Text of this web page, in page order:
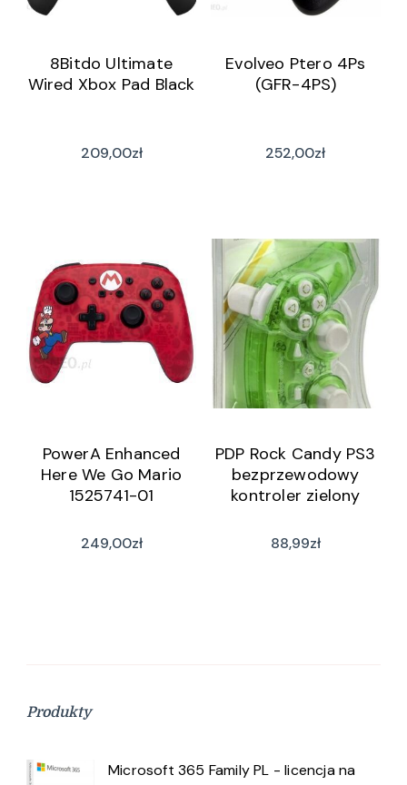
8Bitdo Ultimate
Wired Xbox Pad Black
209,00zł
Evolveo Ptero 4Ps
(GFR-4PS)
252,00zł
PowerA Enhanced
Here We Go Mario
1525741-01
249,00zł
PDP Rock Candy PS3
bezprzewodowy
kontroler zielony
88,99zł
Produkty
Microsoft 365 Family PL - licencja na